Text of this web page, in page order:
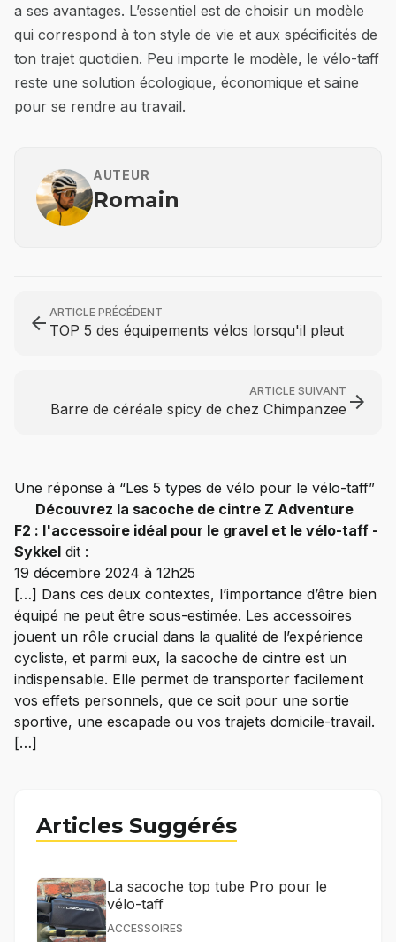
a ses avantages. L’essentiel est de choisir un modèle
qui correspond à ton style de vie et aux spécificités de
ton trajet quotidien. Peu importe le modèle, le vélo-taff
reste une solution écologique, économique et saine
pour se rendre au travail.
AUTEUR
Romain
arrow_back ARTICLE PRÉCÉDENT
TOP 5 des équipements vélos lorsqu'il pleut
ARTICLE SUIVANT
Barre de céréale spicy de chez Chimpanzee arrow_forward
Une réponse à “Les 5 types de vélo pour le vélo-taff”
Découvrez la sacoche de cintre Z Adventure
F2 : l'accessoire idéal pour le gravel et le vélo-taff -
Sykkel dit :
19 décembre 2024 à 12h25
[…] Dans ces deux contextes, l’importance d’être bien
équipé ne peut être sous-estimée. Les accessoires
jouent un rôle crucial dans la qualité de l’expérience
cycliste, et parmi eux, la sacoche de cintre est un
indispensable. Elle permet de transporter facilement
vos effets personnels, que ce soit pour une sortie
sportive, une escapade ou vos trajets domicile-travail.
[…]
Articles Suggérés
La sacoche top tube Pro pour le
vélo-taff
ACCESSOIRES